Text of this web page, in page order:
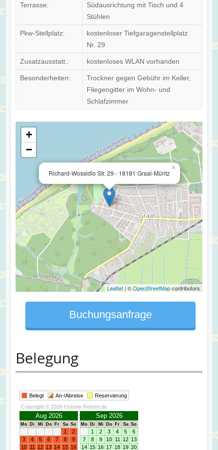
Terrasse:
Südausrichtung mit Tisch und 4
Stühlen
Pkw-Stellplatz:
kostenloser Tiefgaragenstellplatz
Nr. 29
Zusatzausstatt.: kostenloses WLAN vorhanden
Besonderheiten:
Trockner gegen Gebühr im Keller,
Fliegengitter im Wohn- und
Schlafzimmer
Richard-Wossidlo Str. 29 - 18181 Graal-Müritz
×
+
−
Leaflet | ©OpenStreetMapcontributors
Buchungsanfrage
Belegung